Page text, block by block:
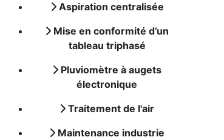
Aspiration centralisée
Mise en conformité d’un
tableau triphasé
Pluviomètre à augets
électronique
Traitement de l'air
Maintenance industrie